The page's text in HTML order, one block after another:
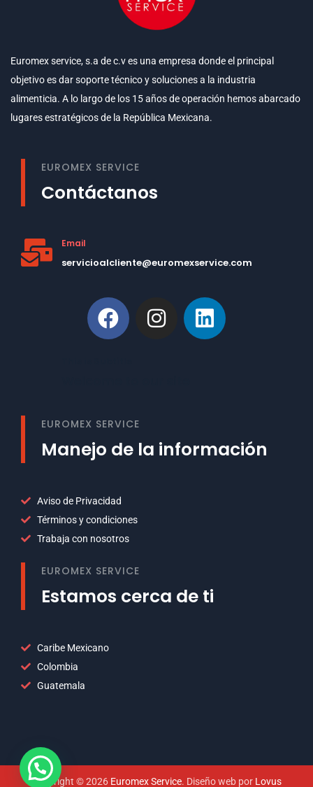
Euromex service, s.a de c.v es una empresa donde el principal
objetivo es dar soporte técnico y soluciones a la industria
alimenticia. A lo largo de los 15 años de operación hemos abarcado
lugares estratégicos de la República Mexicana.
EUROMEX SERVICE
Contáctanos
Email
servicioalcliente@euromexservice.com
EUROMEX SERVICE
Manejo de la información
Aviso de Privacidad
Términos y condiciones
Trabaja con nosotros
EUROMEX SERVICE
Estamos cerca de ti
Caribe Mexicano
Colombia
Guatemala
Copyright © 2026 Euromex Service. Diseño web por Lovus